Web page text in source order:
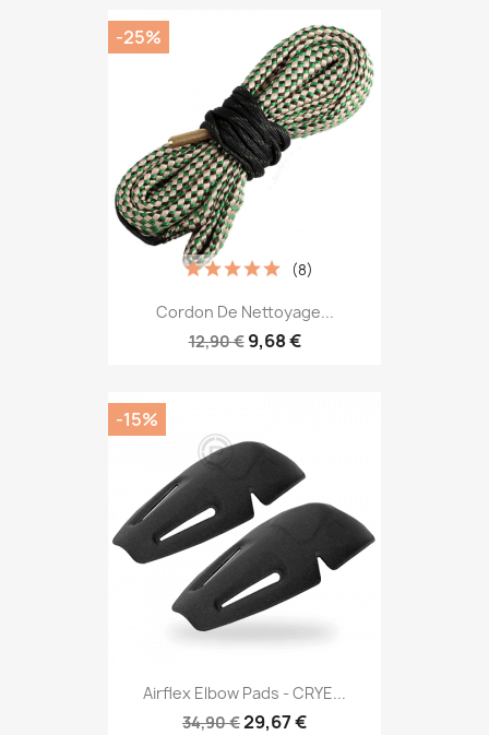
Cordon De Nettoyage...
12,90 € 9,68 €
(8)
-25%
Airflex Elbow Pads - CRYE...
34,90 €29,67 €
-15%